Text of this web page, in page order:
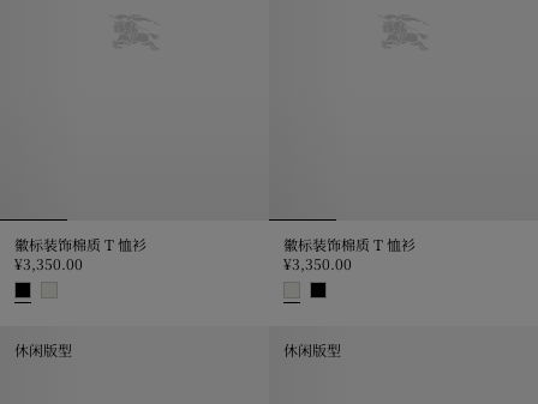
徽标装饰棉质 T 恤衫
¥3,350.00
徽标装饰棉质 T 恤衫
¥3,350.00
休闲版型 休闲版型